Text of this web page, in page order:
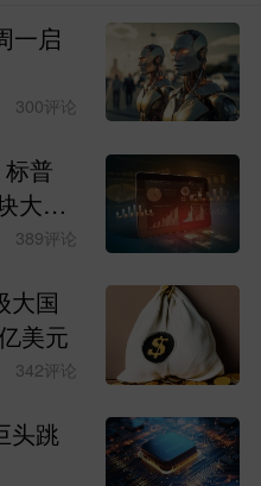
阴，突破2291.2就
弈，创新高2379站
变盘选择方向！
度数列(13)是变盘
，因为2379已经
最大，见月线图前
一启
300评论
普
大涨
389评论
大国
美元
342评论
头跳